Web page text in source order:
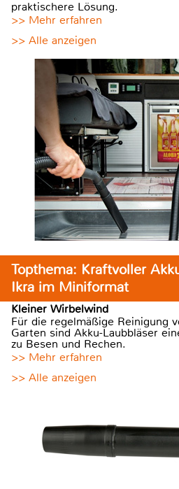
praktischere Lösung.
>> Mehr erfahren
>> Alle anzeigen
Topthema: Kraftvoller
Ikra im Miniformat
Kleiner Wirbelwind
Für die regelmäßige Reinigung
Garten sind Akku-Laubbläser
zu Besen und Rechen.
>> Mehr erfahren
>> Alle anzeigen